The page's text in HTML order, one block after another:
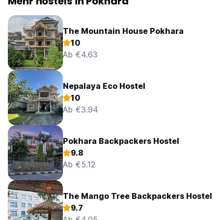
The Mountain House Pokhara
10
Ab €4.63
Nepalaya Eco Hostel
10
Ab €3.94
Pokhara Backpackers Hostel
9.8
Ab €5.12
The Mango Tree Backpackers Hostel
9.7